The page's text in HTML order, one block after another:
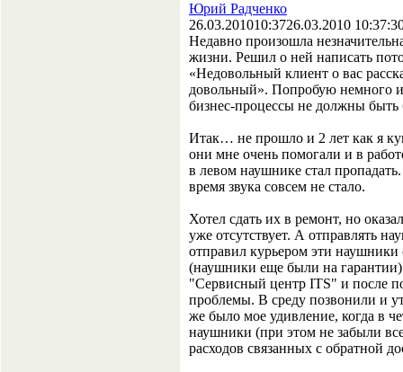
Юрий Радченко
26.03.201010:3726.03.2010
Недавно произошла
жизни. Решил о ней написать
«Недовольный клиент о вас
довольный». Попробую немного
бизнес-процессы не должны быть
Итак… не прошло и 2 лет как я
они мне очень помогали и в
в левом наушнике стал
время звука совсем не стало.
Хотел сдать их в ремонт, но
уже отсутствует. А отправлять
отправил курьером эти
(наушники еще были на
"Сервисный центр ITS" и после
проблемы. В среду позвонили и
же было мое удивление, когда в
наушники (при этом не забыли
расходов связанных с обратной